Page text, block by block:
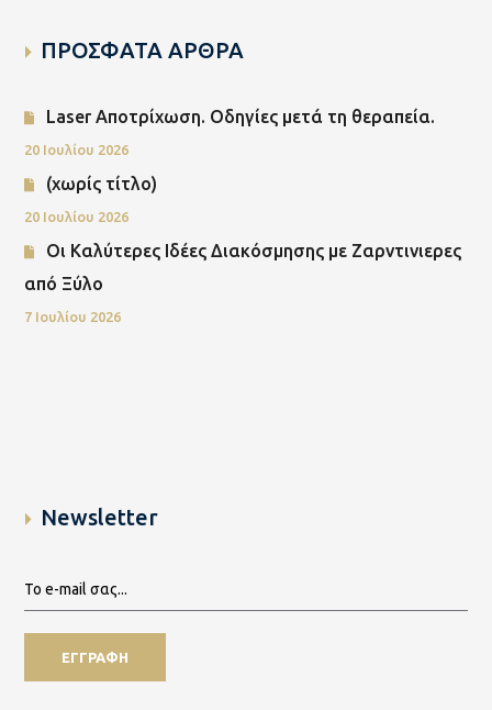
ΠΡΟΣΦΑΤΑ ΑΡΘΡΑ
Laser Αποτρίχωση. Οδηγίες μετά τη θεραπεία.
20 Ιουλίου 2026
(χωρίς τίτλο)
20 Ιουλίου 2026
Οι Καλύτερες Ιδέες Διακόσμησης με Ζαρντινιερες
από Ξύλο
7 Ιουλίου 2026
Newsletter